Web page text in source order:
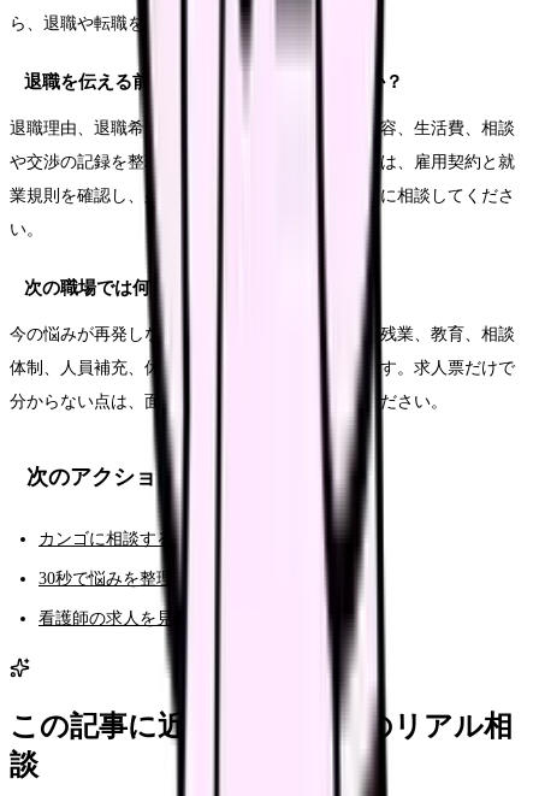
ら、退職や転職を考える十分な理由になります。
退職を伝える前に何を準備すればいいですか？
退職理由、退職希望日、有休残日数、引き継ぎ内容、生活費、相談
や交渉の記録を整理します。法的な不安がある時は、雇用契約と就
業規則を確認し、必要に応じて公的窓口や専門家に相談してくださ
い。
次の職場では何を確認すればいいですか？
今の悩みが再発しない条件を確認します。夜勤、残業、教育、相談
体制、人員補充、休みやすさ、給与の内訳などです。求人票だけで
分からない点は、面接や見学で具体的に聞いてください。
次のアクション
カンゴに相談する（AI相談）
30秒で悩みを整理する（悩み診断）
看護師の求人を見る
この記事に近い看護師さんのリアル相
談